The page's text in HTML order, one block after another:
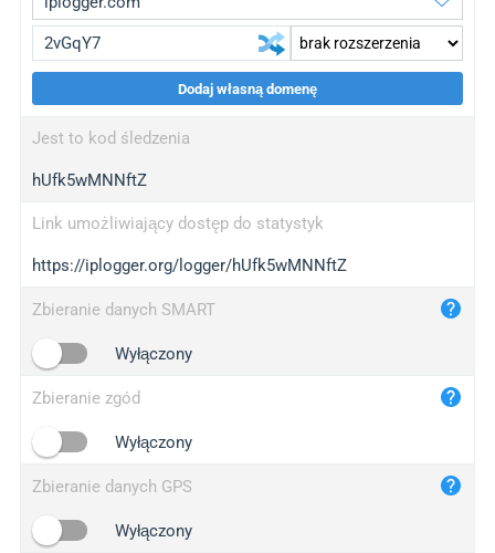
wl.gl
ed.tc
iplogger.com
maper.info
2no.co
yip.su
iplogger.info
Dodaj własną domenę
Jest to kod śledzenia
hUfk5wMNNftZ
Link umożliwiający dostęp do statystyk
https://iplogger.org/logger/hUfk5wMNNftZ
Zbieranie danych SMART
Wyłączony
Zbieranie zgód
Wyłączony
Zbieranie danych GPS
Wyłączony